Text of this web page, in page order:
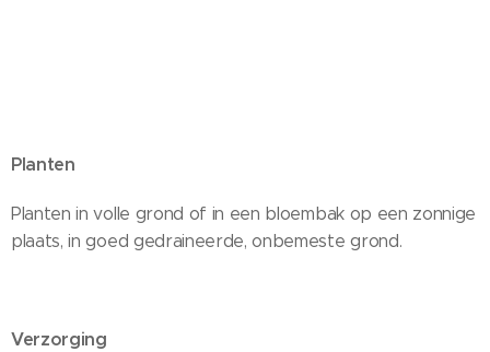
Planten
Planten in volle grond of in een bloembak op een zonnige
plaats, in goed gedraineerde, onbemeste grond.
Verzorging